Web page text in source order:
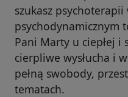
szukasz
psychodynamicznym
Pani Marty u ciepłej i
cierpliwe wysłucha i
pełną swobody,
tematach.